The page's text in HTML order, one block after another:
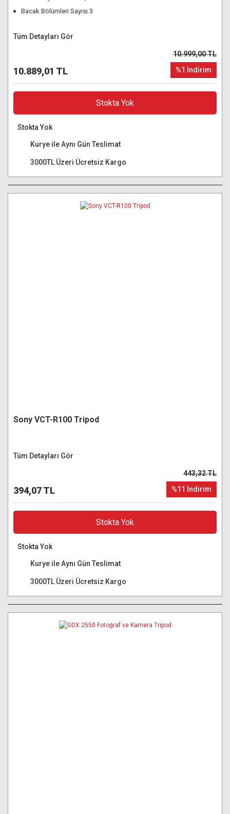
Bacak Bölümleri Sayısı 3
Tüm Detayları Gör
10.889,01 TL
10.999,00 TL
%1 İndirim
Stokta Yok
Stokta Yok
Kurye ile Aynı Gün Teslimat
3000TL Üzeri Ücretsiz Kargo
Sony VCT-R100 Tripod
Tüm Detayları Gör
394,07 TL
443,32 TL
%11 İndirim
Stokta Yok
Stokta Yok
Kurye ile Aynı Gün Teslimat
3000TL Üzeri Ücretsiz Kargo